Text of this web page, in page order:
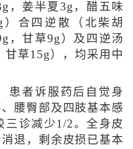
，姜半夏3g，醋五味
合四逆散（北柴胡
，甘草9g）及四逆汤
甘草15g），均采用中
患者诉服药后自觉身
腰臀部及四肢基本感
三诊减少1/2。全身皮
退，剩余皮损已基本